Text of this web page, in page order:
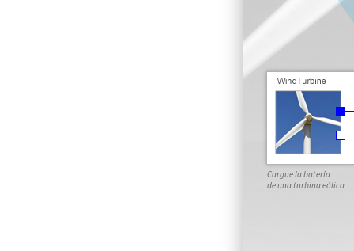
Cargue la batería
de una turbina eólica.